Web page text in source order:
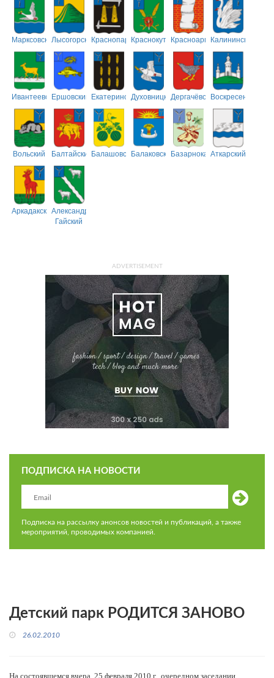
МарксовскийЛысогорскийКраснопартизанский
КраснокутскийКрасноармейский
Калининский
ИвантеевскийЕршовский ЕкатериновскийДуховницкийДергачёвскийВоскресенский
Вольский БалтайскийБалашовскийБалаковскийБазарнокарабулакский
Аткарский
АркадакскийАлександрово-
Гайский
ADVERTISEMENT
ПОДПИСКА НА НОВОСТИ
Подписка на рассылку анонсов новостей и публикаций, а также
мероприятий, проводимых компанией.
Детский парк РОДИТСЯ ЗАНОВО
26.02.2010
На состоявшемся вчера, 25 февраля 2010 г., очередном заседании